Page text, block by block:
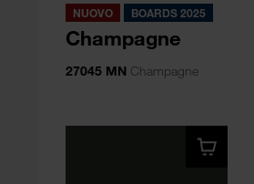
NUOVO BOARDS 2025
Champagne
27045 MN Champagne